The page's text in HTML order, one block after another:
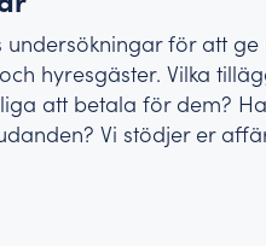
undersökningar för att
hyresgäster. Vilka
att betala för dem?
Vi stödjer er